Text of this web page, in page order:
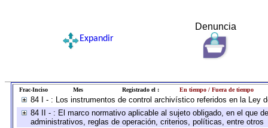
Denuncia
Expandir
Frac-Inciso Mes Registrado el : En tiempo / Fuera de tiempo
84 I - : Los instrumentos de control archivístico referidos en la Ley
84 II - : El marco normativo aplicable al sujeto obligado, en el que
administrativos, reglas de operación, criterios, políticas, entre otros